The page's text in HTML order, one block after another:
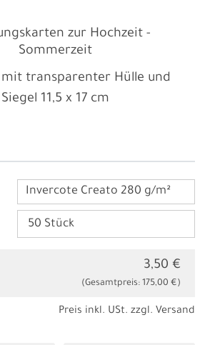
zur Hochzeit -
Sommerzeit
transparenter Hülle und
Siegel 11,5 x 17 cm
Invercote Creato 280 g/m²
3,50 €
(Gesamtpreis: 175,00 €)
Preis inkl. USt. zzgl. Versand